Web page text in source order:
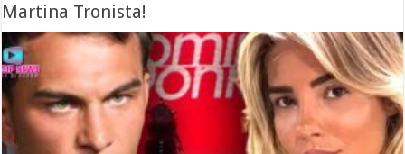
Martina Tronista!